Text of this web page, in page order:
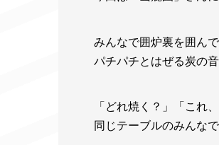
みんなで囲炉裏を囲ん
パチパチとはぜる炭の
「どれ焼く？」「これ
同じテーブルのみんな